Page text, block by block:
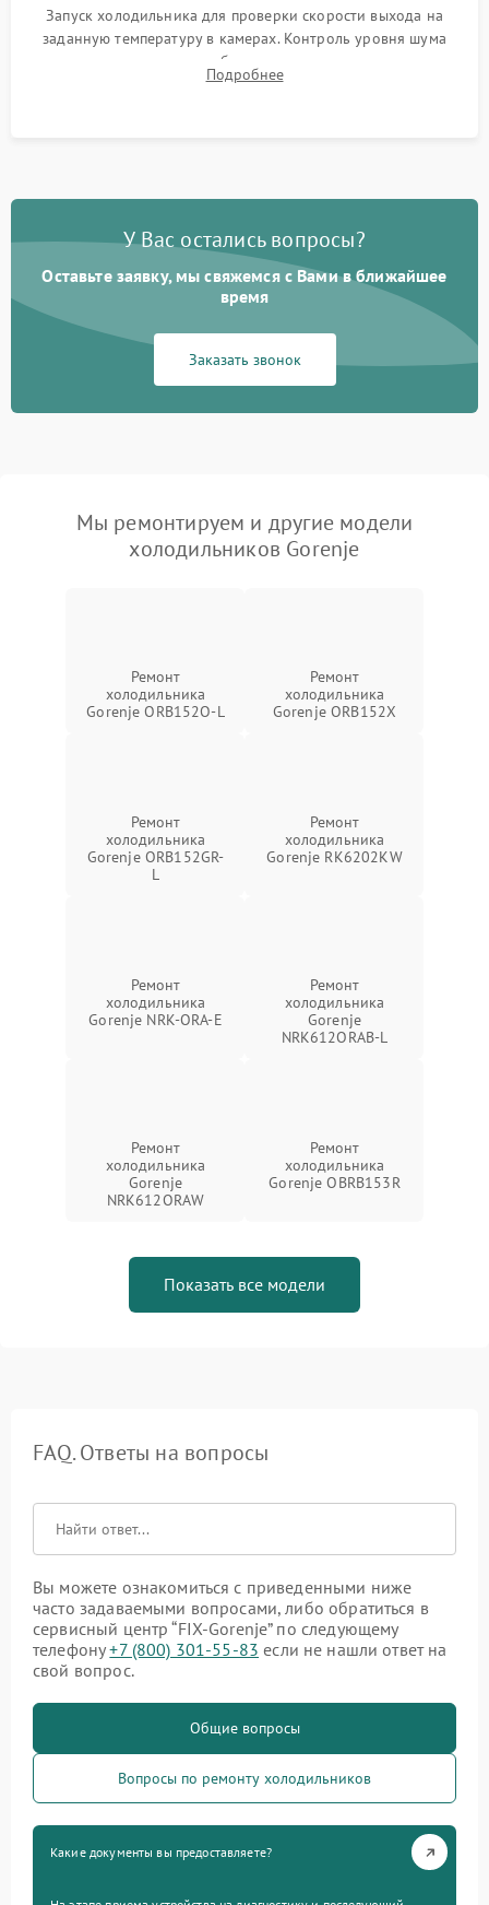
Запуск холодильника для проверки скорости выхода на
заданную температуру в камерах. Контроль уровня шума
компрессора, отсутствия обмерзания стенок и корректного
срабатывания системы автоматической оттайки.
Подробнее
У Вас остались вопросы?
Оставьте заявку, мы свяжемся с Вами в ближайшее
время
Заказать звонок
Мы ремонтируем и другие модели
холодильников Gorenje
Ремонт
холодильника
Gorenje ORB152O-L
Ремонт
холодильника
Gorenje ORB152X
Ремонт
холодильника
Gorenje ORB152GR-
L
Ремонт
холодильника
Gorenje RK6202KW
Ремонт
холодильника
Gorenje NRK-ORA-E
Ремонт
холодильника
Gorenje
NRK612ORAB-L
Ремонт
холодильника
Gorenje
NRK612ORAW
Ремонт
холодильника
Gorenje OBRB153R
Показать все модели
FAQ. Ответы на вопросы
Вы можете ознакомиться с приведенными ниже
часто задаваемыми вопросами, либо обратиться в
сервисный центр “FIX-Gorenje” по следующему
телефону+7 (800) 301-55-83 если не нашли ответ на
свой вопрос.
Общие вопросы
Вопросы по ремонту холодильников
Какие документы вы предоставляете?